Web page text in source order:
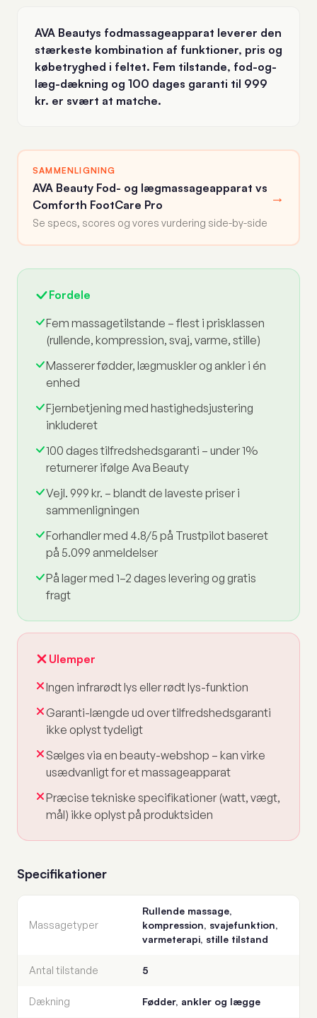
AVA Beautys fodmassageapparat leverer den
stærkeste kombination af funktioner, pris og
købetryghed i feltet. Fem tilstande, fod-og-
læg-dækning og 100 dages garanti til 999
kr. er svært at matche.
SAMMENLIGNING
AVA Beauty Fod- og lægmassageapparat vs
Comforth FootCare Pro
Se specs, scores og vores vurdering side-by-side
→
Fordele
Fem massagetilstande – flest i prisklassen
(rullende, kompression, svaj, varme, stille)
Masserer fødder, lægmuskler og ankler i én
enhed
Fjernbetjening med hastighedsjustering
inkluderet
100 dages tilfredshedsgaranti – under 1%
returnerer ifølge Ava Beauty
Vejl. 999 kr. – blandt de laveste priser i
sammenligningen
Forhandler med 4.8/5 på Trustpilot baseret
på 5.099 anmeldelser
På lager med 1–2 dages levering og gratis
fragt
Ulemper
Ingen infrarødt lys eller rødt lys-funktion
Garanti-længde ud over tilfredshedsgaranti
ikke oplyst tydeligt
Sælges via en beauty-webshop – kan virke
usædvanligt for et massageapparat
Præcise tekniske specifikationer (watt, vægt,
mål) ikke oplyst på produktsiden
Specifikationer
Massagetyper
Rullende massage,
kompression, svajefunktion,
varmeterapi, stille tilstand
Antal tilstande 5
Dækning Fødder, ankler og lægge